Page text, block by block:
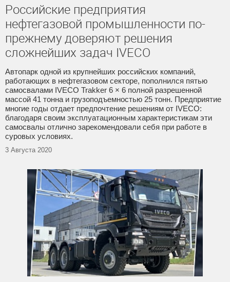
Российские предприятия
нефтегазовой промышленности по-
прежнему доверяют решения
сложнейших задач IVECO
Автопарк одной из крупнейших российских компаний,
работающих в нефтегазовом секторе, пополнился пятью
самосвалами IVECO Trakker 6 × 6 полной разрешенной
массой 41 тонна и грузоподъемностью 25 тонн. Предприятие
многие годы отдает предпочтение решениям от IVECO:
благодаря своим эксплуатационным характеристикам эти
самосвалы отлично зарекомендовали себя при работе в
суровых условиях.
3 Августа 2020